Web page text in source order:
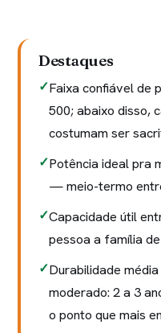
Destaques
Faixa confiável de
500; abaixo disso,
costumam ser
Potência ideal pra
— meio-termo
Capacidade útil
pessoa a família
Durabilidade
moderado: 2 a 3
o ponto que mais